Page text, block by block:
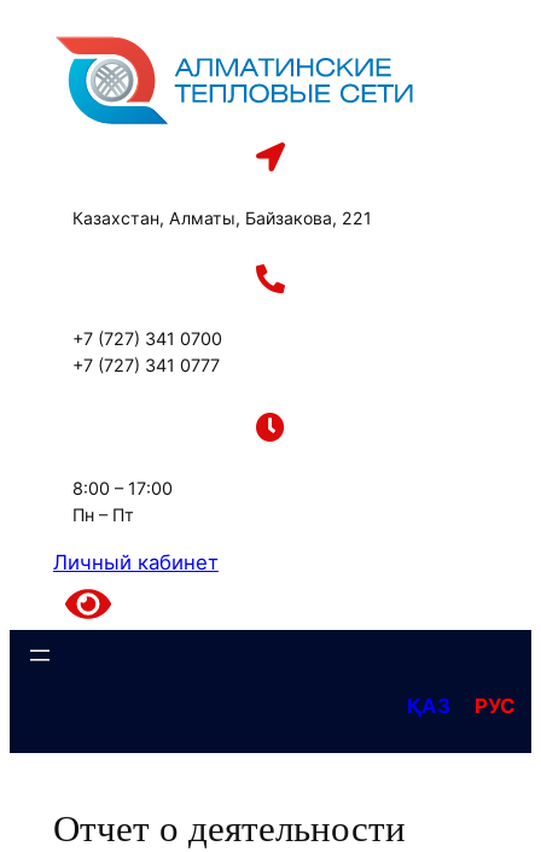
содержимому
Казахстан, Алматы, Байзакова, 221
+7 (727) 341 0700
+7 (727) 341 0777
8:00 – 17:00
Пн – Пт
Личный кабинет
ҚАЗ РУС
Отчет о деятельности